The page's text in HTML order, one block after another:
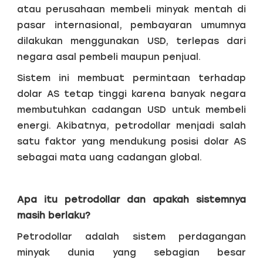
atau perusahaan membeli minyak mentah di
pasar internasional, pembayaran umumnya
dilakukan menggunakan USD, terlepas dari
negara asal pembeli maupun penjual.
Sistem ini membuat permintaan terhadap
dolar AS tetap tinggi karena banyak negara
membutuhkan cadangan USD untuk membeli
energi. Akibatnya, petrodollar menjadi salah
satu faktor yang mendukung posisi dolar AS
sebagai mata uang cadangan global.
Apa itu petrodollar dan apakah sistemnya
masih berlaku?
Petrodollar adalah sistem perdagangan
minyak dunia yang sebagian besar